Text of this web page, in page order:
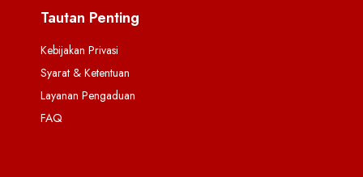
Tautan Penting
Kebijakan Privasi
Syarat & Ketentuan
Layanan Pengaduan
FAQ